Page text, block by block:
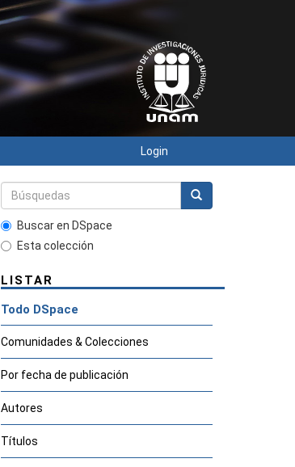
Login
Buscar en DSpace
Esta colección
LISTAR
Todo DSpace
Comunidades & Colecciones
Por fecha de publicación
Autores
Títulos